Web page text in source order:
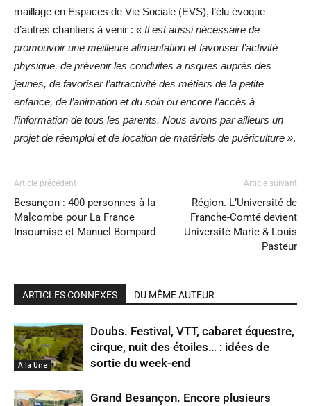
maillage en Espaces de Vie Sociale (EVS), l’élu évoque
d’autres chantiers à venir : « Il est aussi nécessaire de
promouvoir une meilleure alimentation et favoriser l’activité
physique, de prévenir les conduites à risques auprès des
jeunes, de favoriser l’attractivité des métiers de la petite
enfance, de l’animation et du soin ou encore l’accès à
l’information de tous les parents. Nous avons par ailleurs un
projet de réemploi et de location de matériels de puériculture ».
Article précédent
Besançon : 400 personnes à la
Malcombe pour La France
Insoumise et Manuel Bompard
Article suivant
Région. L’Université de
Franche-Comté devient
Université Marie & Louis
Pasteur
ARTICLES CONNEXES DU MÊME AUTEUR
A la Une
Doubs. Festival, VTT, cabaret équestre,
cirque, nuit des étoiles… : idées de
sortie du week-end
Grand Besançon. Encore plusieurs